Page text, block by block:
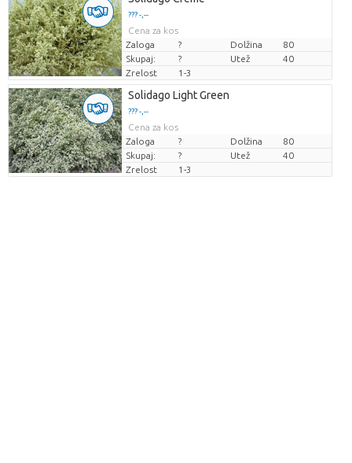
??? -,--
Cena za kos
Zaloga
? Dolžina
80
Skupaj:
? Utež
40
Zrelost
1-3
Solidago Light Green
??? -,--
Cena za kos
Zaloga
? Dolžina
80
Skupaj:
? Utež
40
Zrelost
1-3